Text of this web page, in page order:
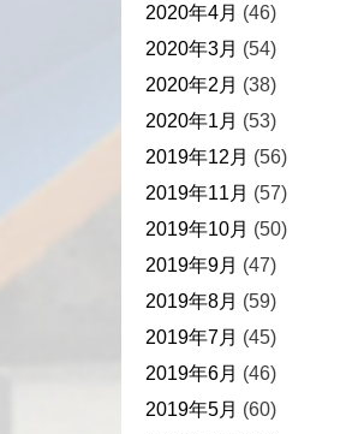
2020年4月 (46)
2020年3月 (54)
2020年2月 (38)
2020年1月 (53)
2019年12月 (56)
2019年11月 (57)
2019年10月 (50)
2019年9月 (47)
2019年8月 (59)
2019年7月 (45)
2019年6月 (46)
2019年5月 (60)